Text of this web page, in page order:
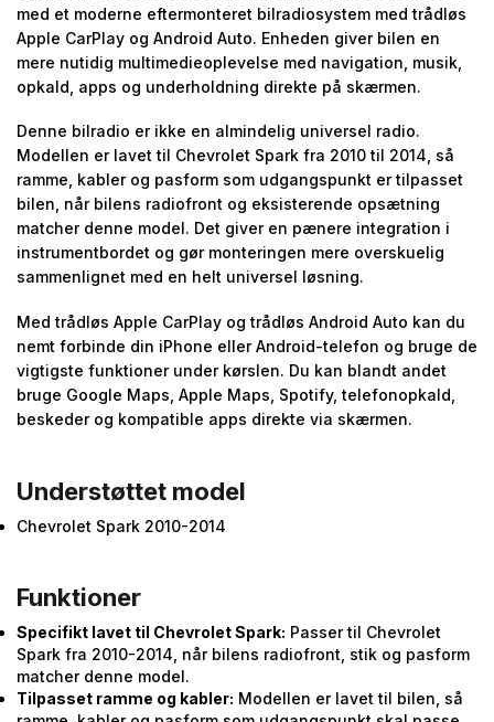
med et moderne eftermonteret bilradiosystem med trådløs
Apple CarPlay og Android Auto. Enheden giver bilen en
mere nutidig multimedieoplevelse med navigation, musik,
opkald, apps og underholdning direkte på skærmen.
Denne bilradio er ikke en almindelig universel radio.
Modellen er lavet til Chevrolet Spark fra 2010 til 2014, så
ramme, kabler og pasform som udgangspunkt er tilpasset
bilen, når bilens radiofront og eksisterende opsætning
matcher denne model. Det giver en pænere integration i
instrumentbordet og gør monteringen mere overskuelig
sammenlignet med en helt universel løsning.
Med trådløs Apple CarPlay og trådløs Android Auto kan du
nemt forbinde din iPhone eller Android-telefon og bruge de
vigtigste funktioner under kørslen. Du kan blandt andet
bruge Google Maps, Apple Maps, Spotify, telefonopkald,
beskeder og kompatible apps direkte via skærmen.
Understøttet model
Chevrolet Spark 2010-2014
Funktioner
Specifikt lavet til Chevrolet Spark: Passer til Chevrolet
Spark fra 2010-2014, når bilens radiofront, stik og pasform
matcher denne model.
Tilpasset ramme og kabler: Modellen er lavet til bilen, så